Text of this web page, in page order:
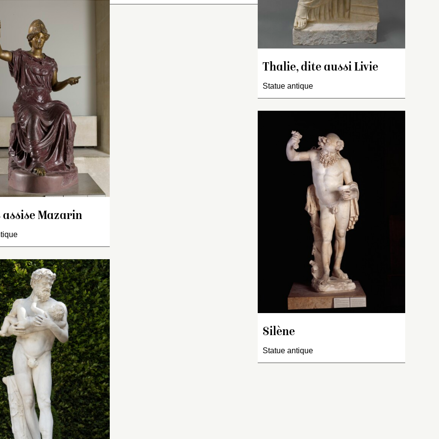
de 1707 : « Une
de marbre blanc
Caliope, vêtue
grande draperie
par une ceinture
millieu du corps. Elle
du bras droit, qui est
une trompette et, du
à demy levé, un
ayant de hauteur
pieds deux pouces. La
le col, en deux
et les deux bras
raportez ; le bout d’un
raporté, avec le
du pied gauche ».
antique de femme,…
Mazarin
Thalie, dite aussi Livie
Statue antique
partie du…
Silène
Statue antique